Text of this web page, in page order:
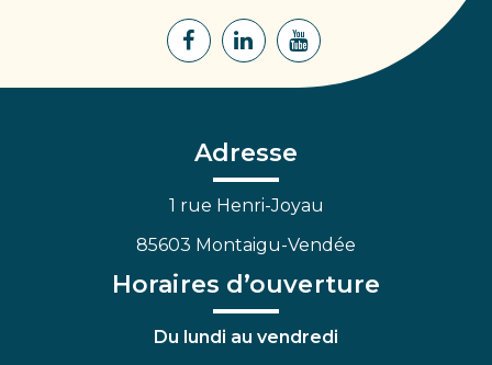
Lien
Facebook
Lien
Lien
Adresse
1 rue Henri-Joyau
85603 Montaigu-Vendée
Horaires d’ouverture
Du lundi au vendredi